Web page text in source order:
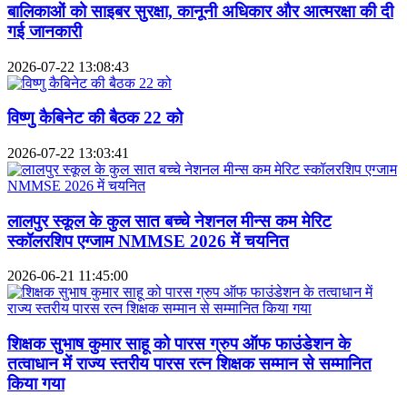
बालिकाओं को साइबर सुरक्षा, कानूनी अधिकार और आत्मरक्षा की दी
गई जानकारी
2026-07-22 13:08:43
विष्णु कैबिनेट की बैठक 22 को
2026-07-22 13:03:41
लालपुर स्कूल के कुल सात बच्चे नेशनल मीन्स कम मेरिट
स्कॉलरशिप एग्जाम NMMSE 2026 में चयनित
2026-06-21 11:45:00
शिक्षक सुभाष कुमार साहू को पारस ग्रुप ऑफ फाउंडेशन के
तत्वाधान में राज्य स्तरीय पारस रत्न शिक्षक सम्मान से सम्मानित
किया गया